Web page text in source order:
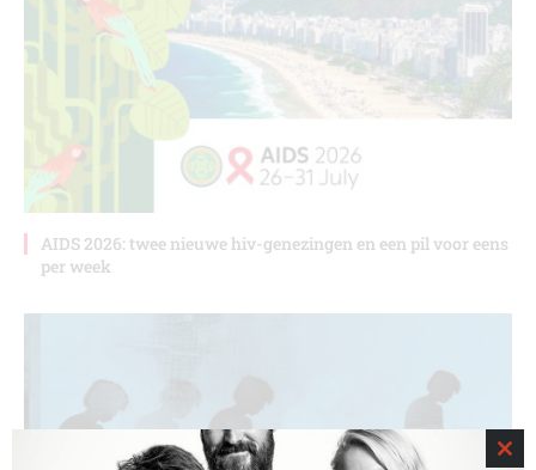
AIDS 2026: twee nieuwe hiv-genezingen en een pil voor eens
per week